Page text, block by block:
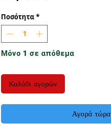
Ποσότητα *
Μόνο 1 σε απόθεμα
Καλάθι αγορών
Αγορά τώρα